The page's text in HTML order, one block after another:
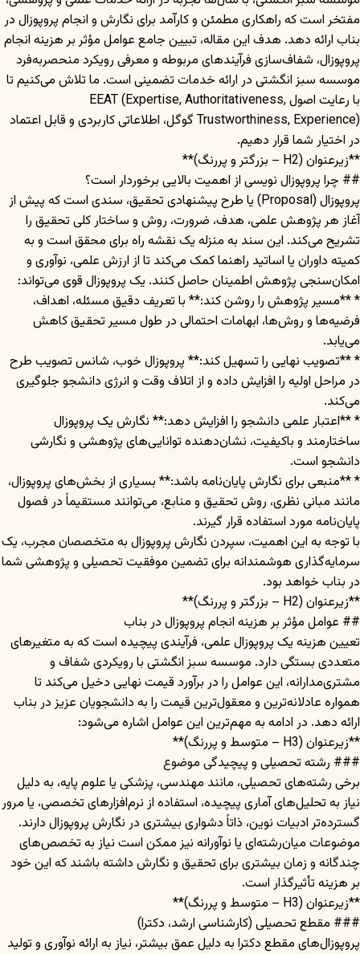
مفتخر است که راهکاری مطمئن و کارآمد برای نگارش و انجام پروپوزال در
بناب ارائه دهد. هدف این مقاله، تبیین جامع عوامل مؤثر بر هزینه انجام
پروپوزال، شفاف‌سازی فرآیندهای مربوطه و معرفی رویکرد منحصربه‌فرد
موسسه سبز انگشتی در ارائه خدمات تضمینی است. ما تلاش می‌کنیم تا
با رعایت اصول EEAT (Expertise, Authoritativeness,
Trustworthiness, Experience) گوگل، اطلاعاتی کاربردی و قابل اعتماد
در اختیار شما قرار دهیم.
**زیرعنوان (H2 – بزرگتر و پررنگ)**
## چرا پروپوزال نویسی از اهمیت بالایی برخوردار است؟
پروپوزال (Proposal) یا طرح پیشنهادی تحقیق، سندی است که پیش از
آغاز هر پژوهش علمی، هدف، ضرورت، روش و ساختار کلی تحقیق را
تشریح می‌کند. این سند به منزله یک نقشه راه برای محقق است و به
کمیته داوران یا اساتید راهنما کمک می‌کند تا از ارزش علمی، نوآوری و
امکان‌سنجی پژوهش اطمینان حاصل کنند. یک پروپوزال قوی می‌تواند:
* **مسیر پژوهش را روشن کند:** با تعریف دقیق مسئله، اهداف،
فرضیه‌ها و روش‌ها، ابهامات احتمالی در طول مسیر تحقیق کاهش
می‌یابد.
* **تصویب نهایی را تسهیل کند:** پروپوزال خوب، شانس تصویب طرح
در مراحل اولیه را افزایش داده و از اتلاف وقت و انرژی دانشجو جلوگیری
می‌کند.
* **اعتبار علمی دانشجو را افزایش دهد:** نگارش یک پروپوزال
ساختارمند و باکیفیت، نشان‌دهنده توانایی‌های پژوهشی و نگارشی
دانشجو است.
* **منبعی برای نگارش پایان‌نامه باشد:** بسیاری از بخش‌های پروپوزال،
مانند مبانی نظری، روش تحقیق و منابع، می‌توانند مستقیماً در فصول
پایان‌نامه مورد استفاده قرار گیرند.
با توجه به این اهمیت، سپردن نگارش پروپوزال به متخصصان مجرب، یک
سرمایه‌گذاری هوشمندانه برای تضمین موفقیت تحصیلی و پژوهشی شما
در بناب خواهد بود.
**زیرعنوان (H2 – بزرگتر و پررنگ)**
## عوامل مؤثر بر هزینه انجام پروپوزال در بناب
تعیین هزینه یک پروپوزال علمی، فرآیندی پیچیده است که به متغیرهای
متعددی بستگی دارد. موسسه سبز انگشتی با رویکردی شفاف و
مشتری‌مدارانه، این عوامل را در برآورد قیمت نهایی دخیل می‌کند تا
همواره عادلانه‌ترین و معقول‌ترین قیمت را به دانشجویان عزیز در بناب
ارائه دهد. در ادامه به مهم‌ترین این عوامل اشاره می‌شود:
**زیرعنوان (H3 – متوسط و پررنگ)**
### رشته تحصیلی و پیچیدگی موضوع
برخی رشته‌های تحصیلی، مانند مهندسی، پزشکی یا علوم پایه، به دلیل
نیاز به تحلیل‌های آماری پیچیده، استفاده از نرم‌افزارهای تخصصی، یا مرور
گسترده‌تر ادبیات نوین، ذاتاً دشواری بیشتری در نگارش پروپوزال دارند.
موضوعات میان‌رشته‌ای یا نوآورانه نیز ممکن است نیاز به تخصص‌های
چندگانه و زمان بیشتری برای تحقیق و نگارش داشته باشند که این خود
بر هزینه تأثیرگذار است.
**زیرعنوان (H3 – متوسط و پررنگ)**
### مقطع تحصیلی (کارشناسی ارشد، دکترا)
پروپوزال‌های مقطع دکترا به دلیل عمق بیشتر، نیاز به ارائه نوآوری و تولید